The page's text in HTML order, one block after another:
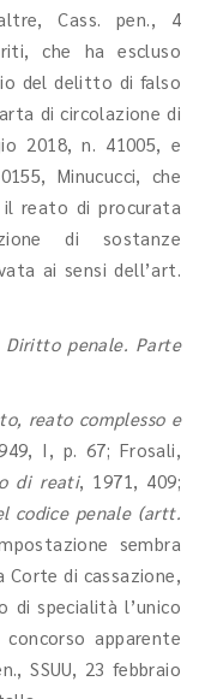
Cass. pen., 4
che ha escluso
del delitto di falso
di circolazione di
2018, n. 41005, e
Minucucci, che
reato di procurata
di sostanze
ai sensi dell’art.
Diritto penale. Parte
reato complesso e
I, p. 67; Frosali,
di reati, 1971, 409;
codice penale (artt.
sembra
Corte di cassazione,
di specialità l’unico
apparente
SSUU, 23 febbraio